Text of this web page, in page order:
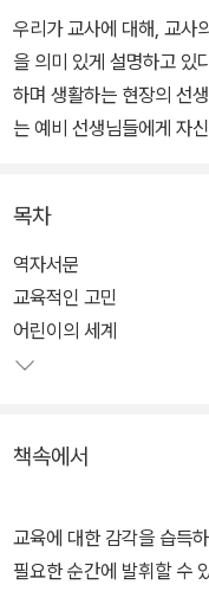
우리가 교사에 대해, 교사
을 의미 있게 설명하고 있
하며 생활하는 현장의 선
는 예비 선생님들에게 자
목차
역자서문
교육적인 고민
어린이의 세계
책속에서
교육에 대한 감각을 습득
필요한 순간에 발휘할 수